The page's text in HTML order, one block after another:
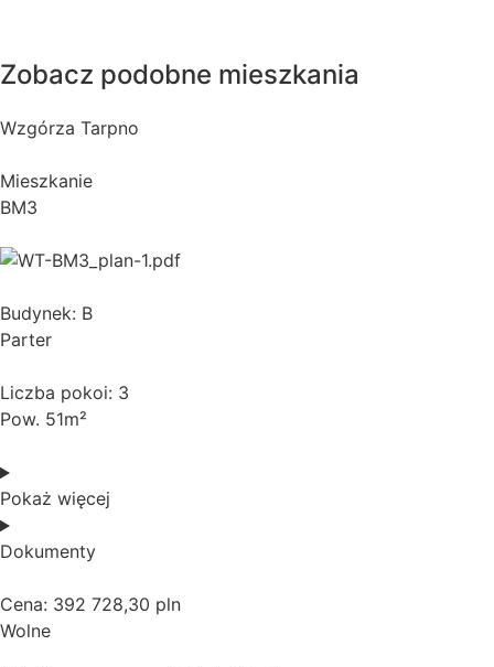
Zobacz podobne mieszkania
Wzgórza Tarpno
Mieszkanie
BM3
Budynek: B
Parter
Liczba pokoi: 3
Pow. 51m²
Pokaż więcej
Dokumenty
Cena: 392 728,30 pln
Wolne